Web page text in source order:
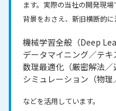
ます。実際の当社の開発現
背景をおさえ、新旧横断的に
機械学習全般（Deep
データマイニング／テ
数理最適化（厳密解法／
シミュレーション（物理
などを活用しています。